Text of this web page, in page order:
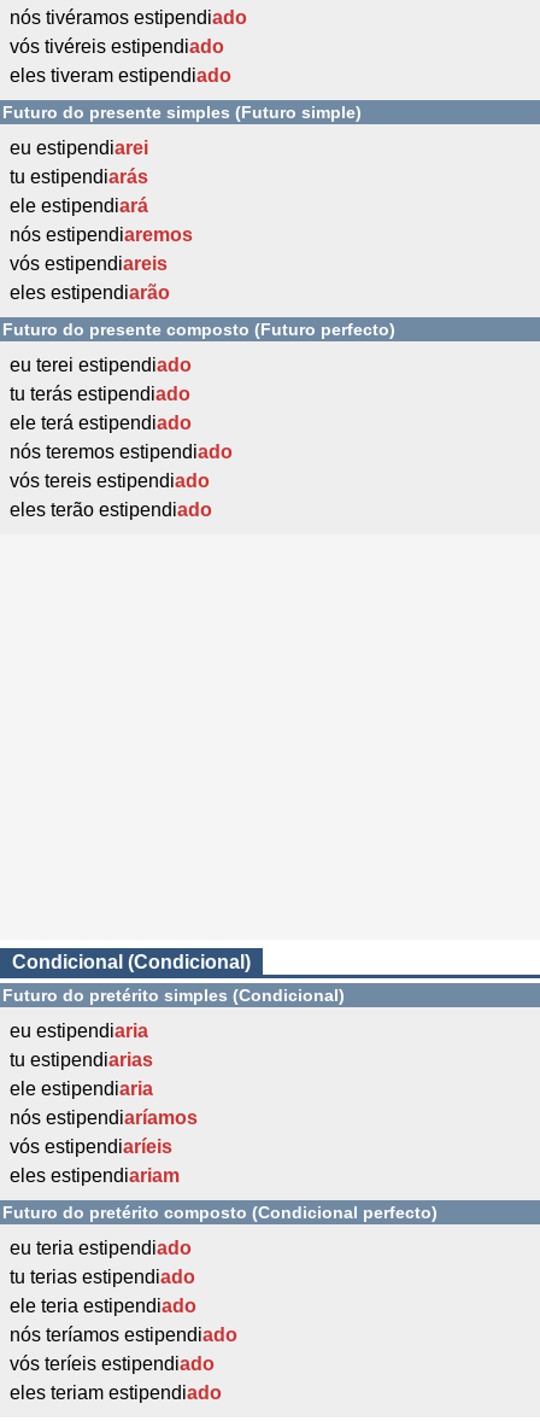
nós tivéramos estipendiado
vós tivéreis estipendiado
eles tiveram estipendiado
Futuro do presente simples (Futuro simple)
eu estipendiarei
tu estipendiarás
ele estipendiará
nós estipendiaremos
vós estipendiareis
eles estipendiarão
Futuro do presente composto (Futuro perfecto)
eu terei estipendiado
tu terás estipendiado
ele terá estipendiado
nós teremos estipendiado
vós tereis estipendiado
eles terão estipendiado
Condicional (Condicional)
Futuro do pretérito simples (Condicional)
eu estipendiaria
tu estipendiarias
ele estipendiaria
nós estipendiaríamos
vós estipendiaríeis
eles estipendiariam
Futuro do pretérito composto (Condicional perfecto)
eu teria estipendiado
tu terias estipendiado
ele teria estipendiado
nós teríamos estipendiado
vós teríeis estipendiado
eles teriam estipendiado